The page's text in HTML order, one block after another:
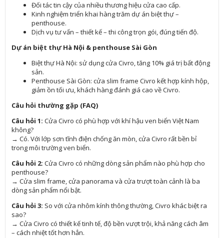
Đối tác tin cậy của nhiều thương hiệu cửa cao cấp.
Kinh nghiệm triển khai hàng trăm dự án biệt thự –
penthouse.
Dịch vụ tư vấn – thiết kế – thi công trọn gói, đúng tiến độ.
Dự án biệt thự Hà Nội & penthouse Sài Gòn
Biệt thự Hà Nội: sử dụng cửa Civro, tăng 10% giá trị bất động
sản.
Penthouse Sài Gòn: cửa slim frame Civro kết hợp kính hộp,
giảm ồn tối ưu, khách hàng đánh giá cao về Civro.
Câu hỏi thường gặp (FAQ)
Câu hỏi 1:Cửa Civro có phù hợp với khí hậu ven biển Việt Nam
không?
→ Có. Với lớp sơn tĩnh điện chống ăn mòn, cửa Civro rất bền bỉ
trong môi trường ven biển.
Câu hỏi 2:Cửa Civro có những dòng sản phẩm nào phù hợp cho
penthouse?
→ Cửa slim frame, cửa panorama và cửa trượt toàn cảnh là ba
dòng sản phẩm nổi bật.
Câu hỏi 3: So với cửa nhôm kính thông thường, Civro khác biệt ra
sao?
→ Cửa Civro có thiết kế tinh tế, độ bền vượt trội, khả năng cách âm
– cách nhiệt tốt hơn hẳn.